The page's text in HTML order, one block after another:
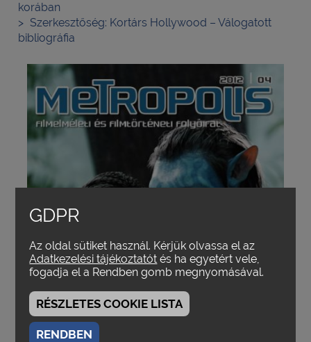
korában
Szerkesztőség: Kortárs Hollywood – Válogatott
bibliográfia
GDPR
Az oldal sütiket használ. Kérjük olvassa el az
Adatkezelési tájékoztatót és ha egyetért vele,
fogadja el a Rendben gomb megnyomásával.
RÉSZLETES COOKIE LISTA
RENDBEN